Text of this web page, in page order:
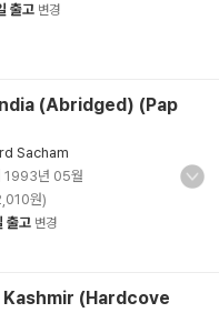
출고 변경
(Abridged) (Pap
Sacham
1993년 05월
원)
출고 변경
(Hardcove